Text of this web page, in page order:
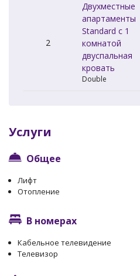
2
Двухместные
апартаменты
Standard c 1
комнатой
двуспальная
кровать
Double
Услуги
Общее
Лифт
Отопление
В номерах
Кабельное телевидение
Телевизор